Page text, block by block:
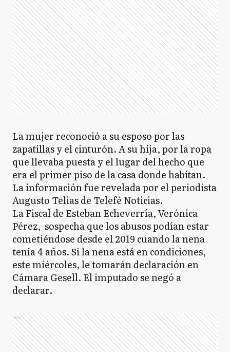
La mujer reconoció a su esposo por las
zapatillas y el cinturón. A su hija, por la ropa
que llevaba puesta y el lugar del hecho que
era el primer piso de la casa donde habitan.
La información fue revelada por el periodista
Augusto Telias de Telefé Noticias.
La Fiscal de Esteban Echeverría, Verónica
Pérez, sospecha que los abusos podían estar
cometiéndose desde el 2019 cuando la nena
tenía 4 años. Si la nena está en condiciones,
este miércoles, le tomarán declaración en
Cámara Gesell. El imputado se negó a
declarar.
Ads